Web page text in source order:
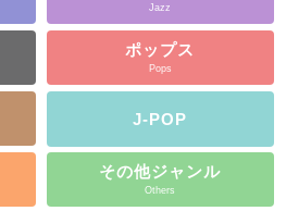
Jazz
ポップス
Pops
J-POP
その他ジャンル
Others